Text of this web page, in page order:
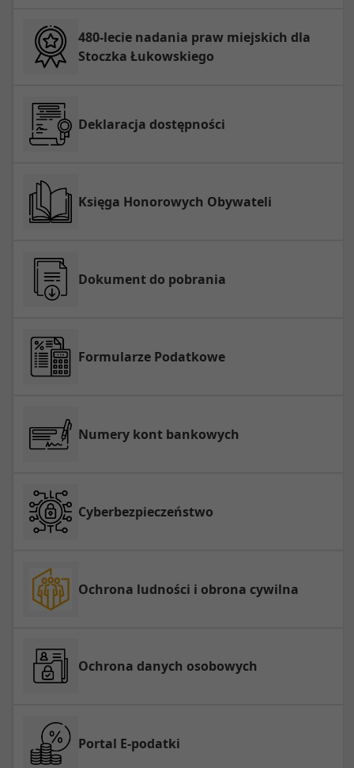
480-lecie nadania praw miejskich dla
Stoczka Łukowskiego
Deklaracja dostępności
Księga Honorowych Obywateli
Dokument do pobrania
Formularze Podatkowe
Numery kont bankowych
Cyberbezpieczeństwo
Ochrona ludności i obrona cywilna
Ochrona danych osobowych
Portal E-podatki